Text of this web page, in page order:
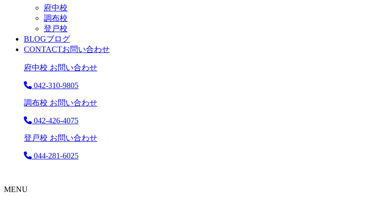
府中校
調布校
登戸校
BLOGブログ
CONTACTお問い合わせ
府中校 お問い合わせ
042-310-9805
調布校 お問い合わせ
042-426-4075
登戸校 お問い合わせ
044-281-6025
MENU